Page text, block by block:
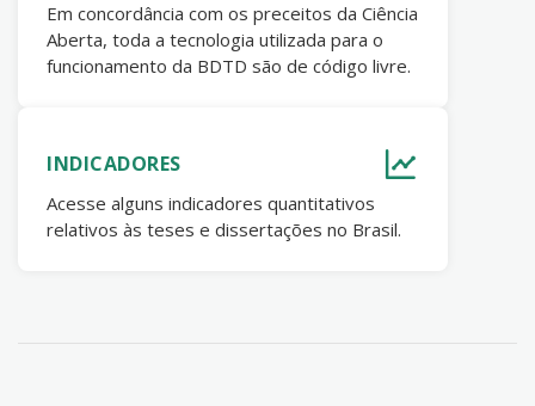
Em concordância com os preceitos da Ciência
Aberta, toda a tecnologia utilizada para o
funcionamento da BDTD são de código livre.
INDICADORES
Acesse alguns indicadores quantitativos
relativos às teses e dissertações no Brasil.